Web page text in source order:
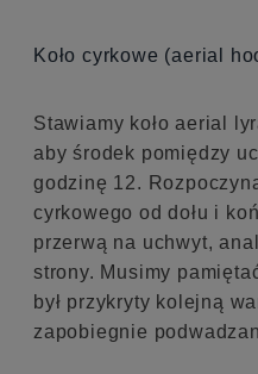
Koło cyrkowe (aerial
Stawiamy koło aerial
aby środek pomiędzy
godzinę 12.
cyrkowego od dołu i
przerwą na uchwyt,
strony. Musimy
był przykryty kolejną
zapobiegnie